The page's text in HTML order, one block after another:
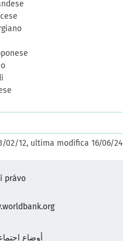
02/12, ultima modifica 16/06/24
právo
أوضاع